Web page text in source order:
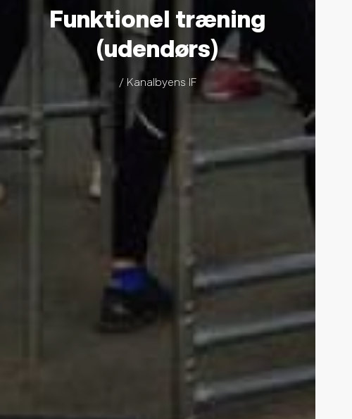
Funktionel træning
(udendørs)
/ Kanalbyens IF